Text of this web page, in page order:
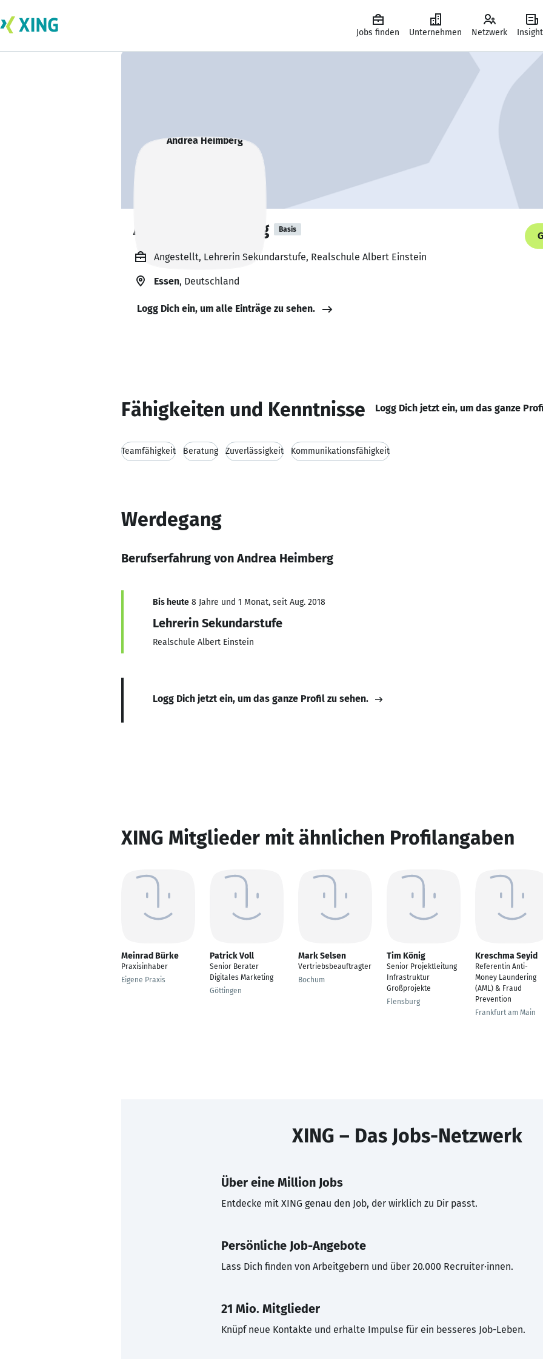
Jobs finden Unternehmen Netzwerk
Andrea Heimberg Basis
Angestellt, Lehrerin Sekundarstufe, Realschule Albert Einstein
Essen, Deutschland
Logg Dich ein, um alle Einträge zu sehen.
Fähigkeiten und Kenntnisse Logg Dich jetzt ein, um das ganze
Teamfähigkeit Beratung Zuverlässigkeit Kommunikationsfähigkeit
Werdegang
Berufserfahrung von Andrea Heimberg
Bis heute 8 Jahre und 1 Monat, seit Aug. 2018
Lehrerin Sekundarstufe
Realschule Albert Einstein
Logg Dich jetzt ein, um das ganze Profil zu sehen.
XING Mitglieder mit ähnlichen Profilangaben
Meinrad Bürke
Praxisinhaber
Eigene Praxis
Patrick Voll
Senior Berater
Digitales Marketing
Göttingen
Mark Selsen
Vertriebsbeauftragter
Bochum
Tim König
Senior Projektleitung
Infrastruktur
Großprojekte
Flensburg
Kreschma Seyid
Referentin Anti-
Money Laundering
(AML) & Fraud
Prevention
Frankfurt am Main
XING – Das Jobs-Netzwerk
Über eine Million Jobs
Entdecke mit XING genau den Job, der wirklich zu Dir passt.
Persönliche Job-Angebote
Lass Dich finden von Arbeitgebern und über 20.000 Recruiter·innen.
21 Mio. Mitglieder
Knüpf neue Kontakte und erhalte Impulse für ein besseres Job-Leben.